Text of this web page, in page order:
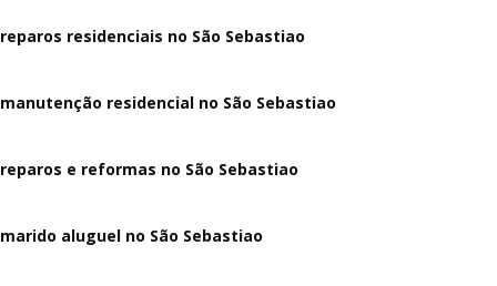
reparos residenciais no São Sebastiao
manutenção residencial no São Sebastiao
reparos e reformas no São Sebastiao
marido aluguel no São Sebastiao